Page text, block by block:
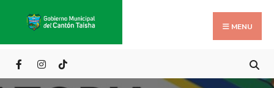
content
MENU
for: